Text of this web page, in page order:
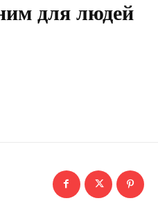
для людей